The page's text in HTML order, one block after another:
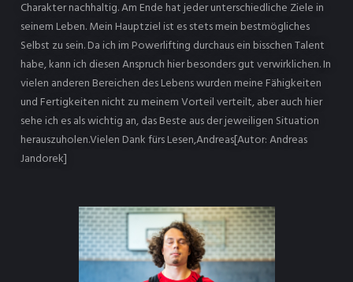
Charakter nachhaltig. Am Ende hat jeder unterschiedliche Ziele in
seinem Leben. Mein Hauptziel ist es stets mein bestmögliches
Selbst zu sein. Da ich im Powerlifting durchaus ein bisschen Talent
habe, kann ich diesen Anspruch hier besonders gut verwirklichen. In
vielen anderen Bereichen des Lebens wurden meine Fähigkeiten
und Fertigkeiten nicht zu meinem Vorteil verteilt, aber auch hier
sehe ich es als wichtig an, das Beste aus der jeweiligen Situation
herauszuholen.Vielen Dank fürs Lesen,Andreas[Autor: Andreas
Jandorek]